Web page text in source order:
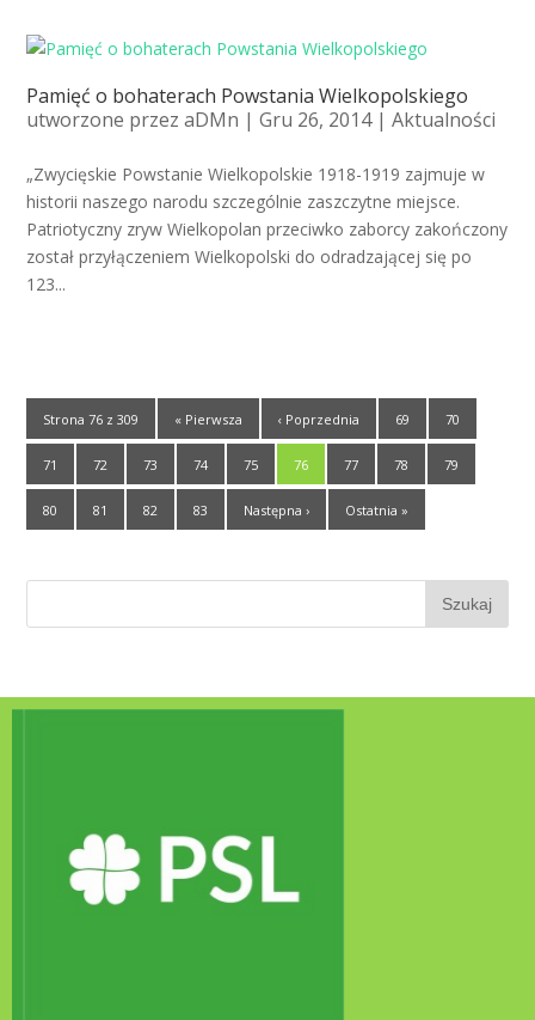
Pamięć o bohaterach Powstania Wielkopolskiego
utworzone przezaDMn | Gru 26, 2014 |Aktualności
„Zwycięskie Powstanie Wielkopolskie 1918-1919 zajmuje w
historii naszego narodu szczególnie zaszczytne miejsce.
Patriotyczny zryw Wielkopolan przeciwko zaborcy zakończony
został przyłączeniem Wielkopolski do odradzającej się po
123...
Strona 76 z 309 « Pierwsza ‹ Poprzednia 69 70
71 72 73 74 75 76 77 78 79
80 81 82 83 Następna › Ostatnia »